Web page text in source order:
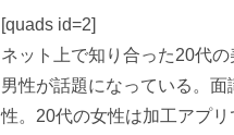
[quads id=2]
ネット上で知り合った20代
男性が話題になっている。
性。20代の女性は加工アプ